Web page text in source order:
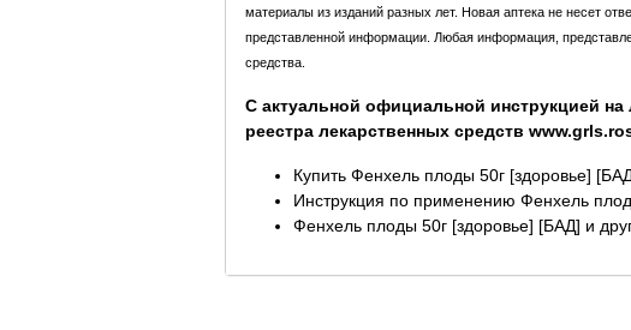
материалы из изданий разных лет. Новая аптека не несет
представленной информации. Любая информация,
средства.
С актуальной официальной инструкцией на
реестра лекарственных средств
Купить Фенхель плоды 50г [здоровье]
Инструкция по применению Фенхель
Фенхель плоды 50г [здоровье] [БАД] и